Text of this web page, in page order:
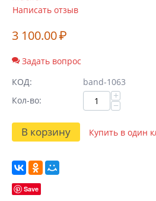
Написать отзыв
3 100.00₽
Задать вопрос
КОД:
band-1063
Кол-во:
+
−
В корзину Купить в один
Save